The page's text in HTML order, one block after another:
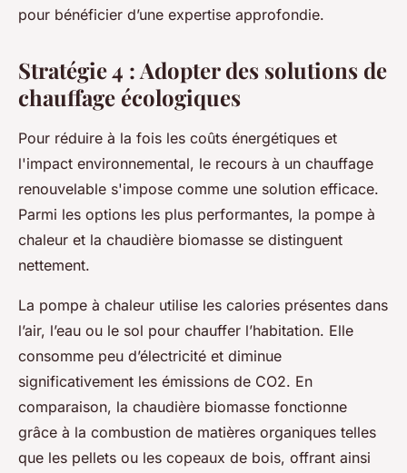
pour bénéficier d’une expertise approfondie.
Stratégie 4 : Adopter des solutions de
chauffage écologiques
Pour réduire à la fois les coûts énergétiques et
l'impact environnemental, le recours à un chauffage
renouvelable s'impose comme une solution efficace.
Parmi les options les plus performantes, la pompe à
chaleur et la chaudière biomasse se distinguent
nettement.
La pompe à chaleur utilise les calories présentes dans
l’air, l’eau ou le sol pour chauffer l’habitation. Elle
consomme peu d’électricité et diminue
significativement les émissions de CO2. En
comparaison, la chaudière biomasse fonctionne
grâce à la combustion de matières organiques telles
que les pellets ou les copeaux de bois, offrant ainsi